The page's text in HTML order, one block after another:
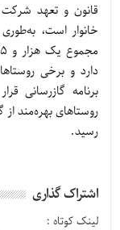
قانون و تعهد شرکت
برنامه گازرسانی
رسید.
اشتراک گذاری
لینک کوتاه :